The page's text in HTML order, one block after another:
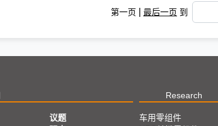
第一页 最后一页 到
Research
议题
车用零组件